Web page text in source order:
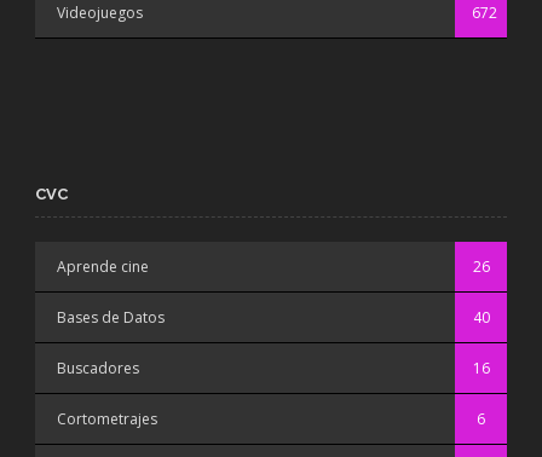
Videojuegos 672
CVC
Aprende cine 26
Bases de Datos 40
Buscadores 16
Cortometrajes 6